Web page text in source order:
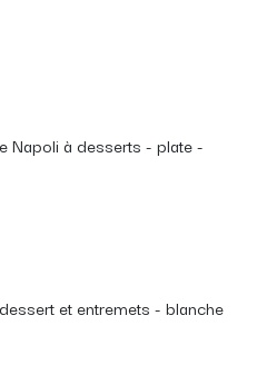
Napoli à desserts - plate -
et entremets - blanche